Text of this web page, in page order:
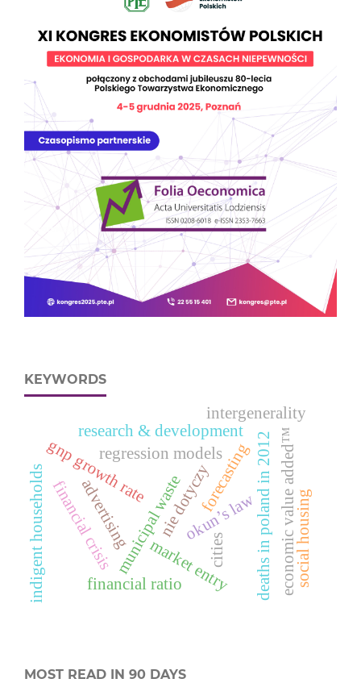
KEYWORDS
forecasting
municipal waste
regression models
cities deaths in poland in 2012
market entry
research & development
advertising
financial crisis
gnp growth rate
okun’s law
nie dotyczy
financial ratio economic value added™
intergenerality
social housing
indigent households
MOST READ IN 90 DAYS